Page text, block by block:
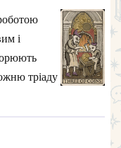
і
тріаду